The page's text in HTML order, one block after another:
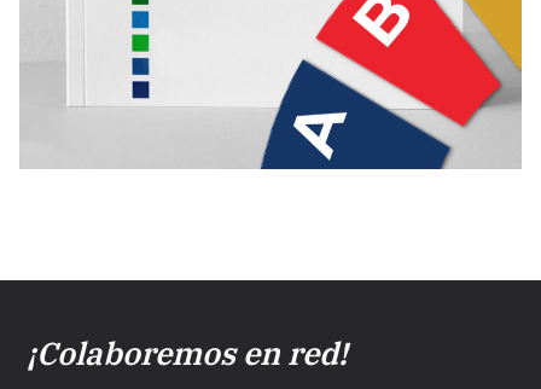
¡Colaboremos en red!